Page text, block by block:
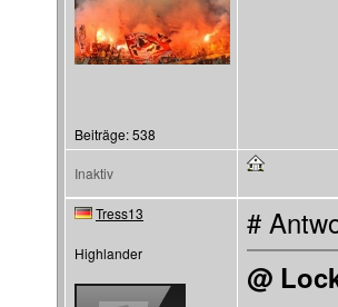
Beiträge: 538
Inaktiv
Tress13
Highlander
#
@